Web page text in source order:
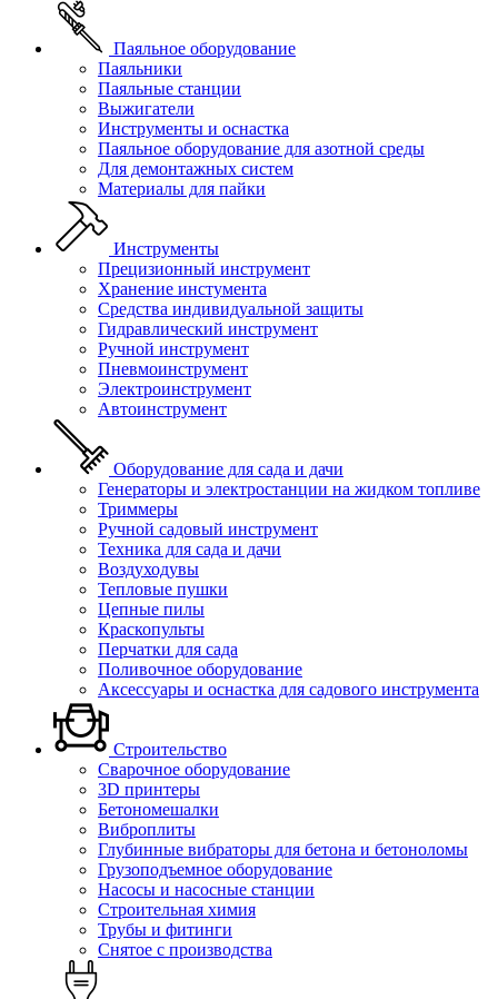
Паяльное оборудование
Паяльники
Паяльные станции
Выжигатели
Инструменты и оснастка
Паяльное оборудование для азотной среды
Для демонтажных систем
Материалы для пайки
Инструменты
Прецизионный инструмент
Хранение инстумента
Средства индивидуальной защиты
Гидравлический инструмент
Ручной инструмент
Пневмоинструмент
Электроинструмент
Автоинструмент
Оборудование для сада и дачи
Генераторы и электростанции на жидком топливе
Триммеры
Ручной садовый инструмент
Техника для сада и дачи
Воздуходувы
Тепловые пушки
Цепные пилы
Краскопульты
Перчатки для сада
Поливочное оборудование
Аксессуары и оснастка для садового инструмента
Строительство
Сварочное оборудование
3D принтеры
Бетономешалки
Виброплиты
Глубинные вибраторы для бетона и бетоноломы
Грузоподъемное оборудование
Насосы и насосные станции
Строительная химия
Трубы и фитинги
Снятое с производства